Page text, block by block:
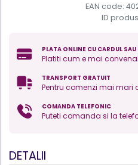
EAN code:
ID
PLATA ONLINE CU CARDUL SAU
Platiti cum e mai
TRANSPORT GRATUIT
Pentru comenzi mai mari
COMANDA TELEFONIC
Puteti comanda si la
DETALII